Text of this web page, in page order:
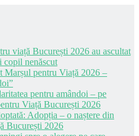
viață București 2026 au ascultat
nenăscut
Marșul pentru Viață 2026 –
pentru amândoi – pe
Viață București 2026
Adopția – o naștere din
București 2026